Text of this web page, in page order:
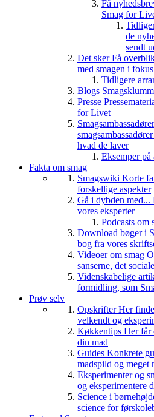
Få
Smag for
de
sendt
Det skerFå
med smagen i fokus
Tidligere
Blogs
Presse
for Livet
hvad de laver
Eksemper på
Fakta om smag
Smagswiki Korte
forskellige aspekter
Gå i dybden med...
vores eksperter
Podcasts om
Download bøger i
bog fra vores
Videoer om smag
sanserne, det
Videnskabelige
formidling, som
Prøv selv
OpskrifterHer
velkendt og
Køkkentips Her får
din mad
Guides Konkrete
madspild og meget
Eksperimenter og
og eksperimentere
Science i
science for